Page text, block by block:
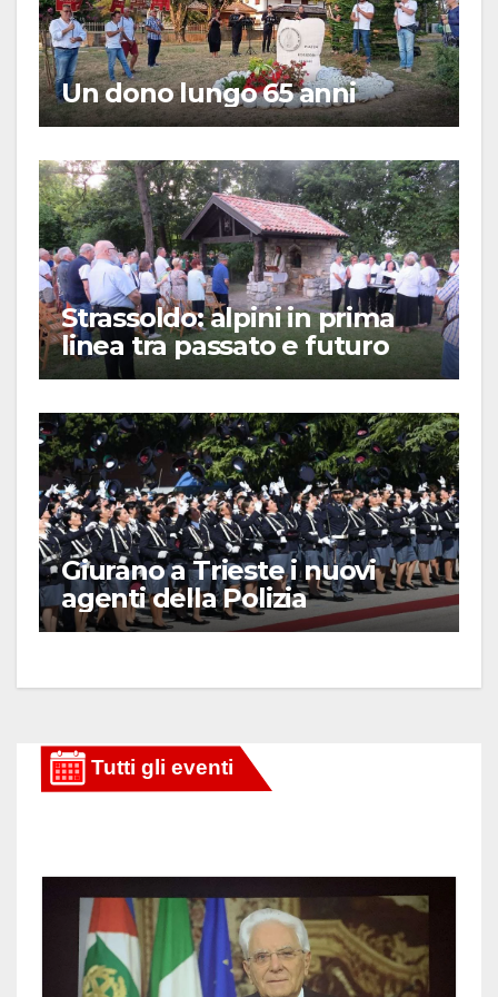
Un dono lungo 65 anni
Strassoldo: alpini in prima
linea tra passato e futuro
Giurano a Trieste i nuovi
agenti della Polizia